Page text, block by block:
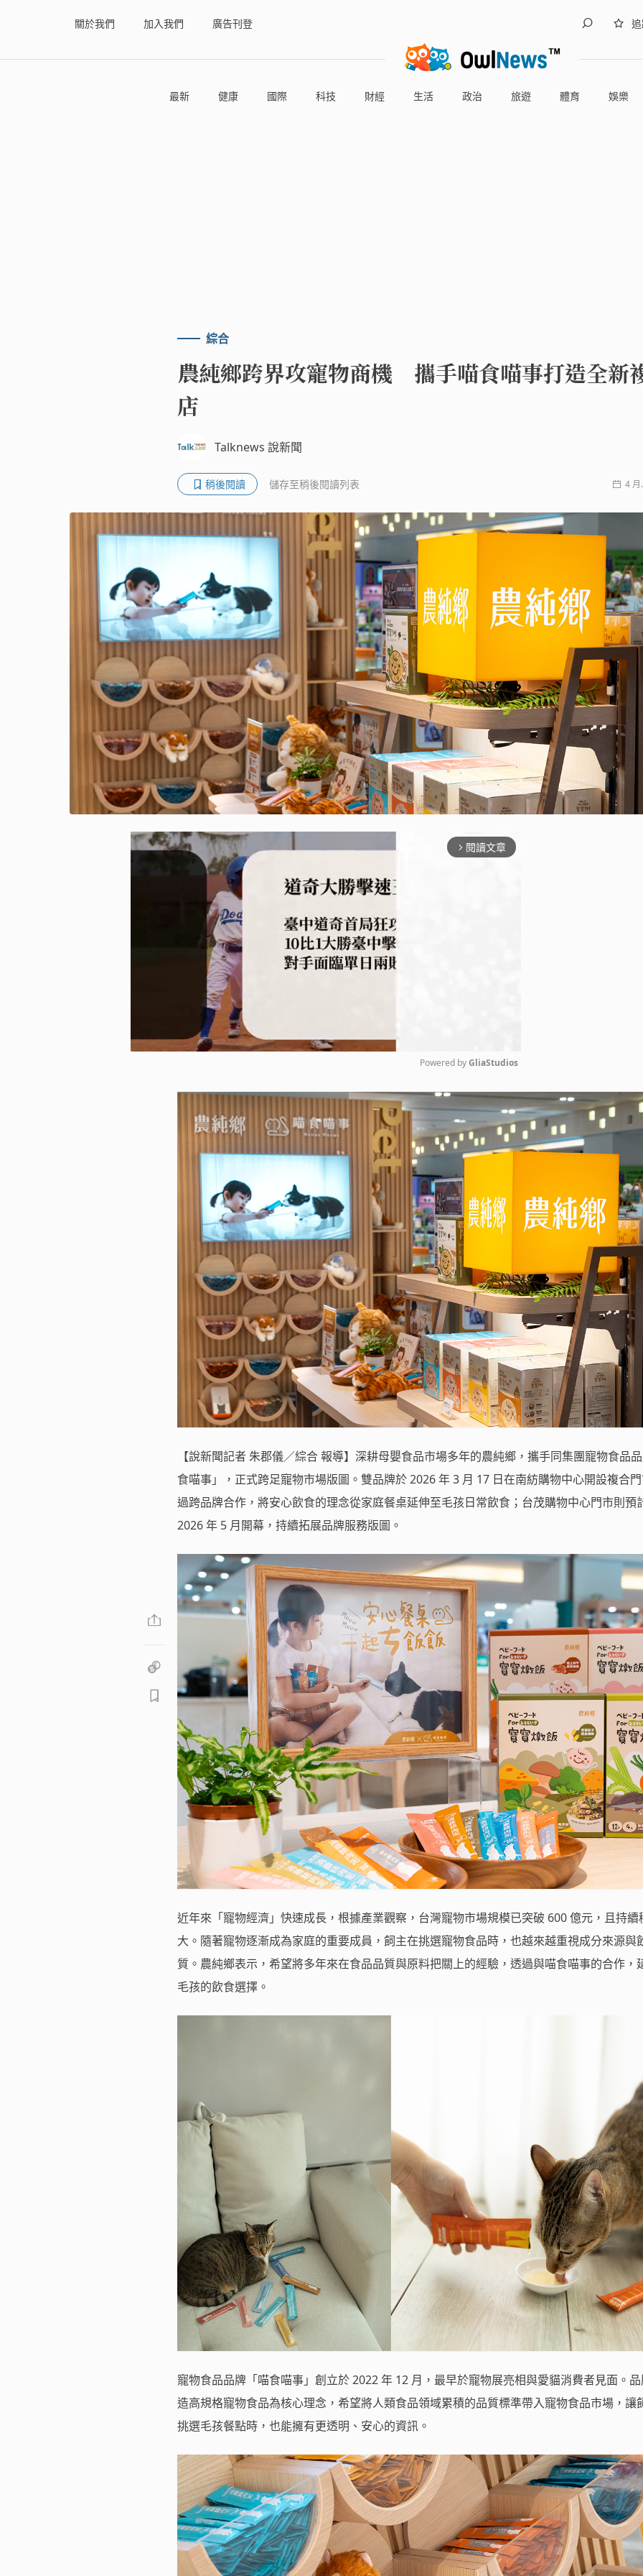
關於我們 加入我們 廣告刊登
最新 健康 國際 科技 財經 生活 政治 旅遊 體育 娛樂
綜合
農純鄉跨界攻寵物商機 攜手喵食喵事打造全新
店
Talknews 說新聞
稍後閱讀 儲存至稍後閱讀列表 4
arrow_forward_ios 閱讀文章
Mute
Powered by GliaStudios
【說新聞記者 朱郡儀／綜合 報導】深耕母嬰食品市場多年的農純鄉，攜手同集團寵物食品
食喵事」，正式跨足寵物市場版圖。雙品牌於 2026 年 3 月 17 日在南紡購物中心開設複合
過跨品牌合作，將安心飲食的理念從家庭餐桌延伸至毛孩日常飲食；台茂購物中心門市則預
2026 年 5 月開幕，持續拓展品牌服務版圖。
近年來「寵物經濟」快速成長，根據產業觀察，台灣寵物市場規模已突破 600 億元，且持續
大。隨著寵物逐漸成為家庭的重要成員，飼主在挑選寵物食品時，也越來越重視成分來源與
質。農純鄉表示，希望將多年來在食品品質與原料把關上的經驗，透過與喵食喵事的合作，
毛孩的飲食選擇。
寵物食品品牌「喵食喵事」創立於 2022 年 12 月，最早於寵物展亮相與愛貓消費者見面。
造高規格寵物食品為核心理念，希望將人類食品領域累積的品質標準帶入寵物食品市場，讓
挑選毛孩餐點時，也能擁有更透明、安心的資訊。